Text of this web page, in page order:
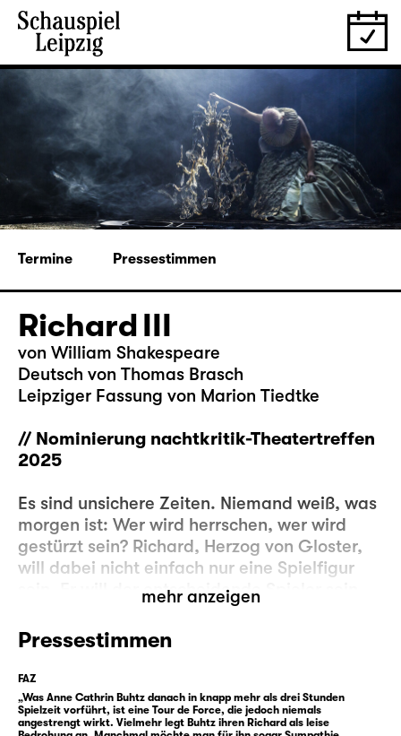
Termine Pressestimmen
Richard III
von William Shakespeare
Deutsch von Thomas Brasch
Leipziger Fassung von Marion Tiedtke
// Nominierung nachtkritik-Theatertreffen
2025
Es sind unsichere Zeiten. Niemand weiß, was
morgen ist: Wer wird herrschen, wer wird
gestürzt sein? Richard, Herzog von Gloster,
will dabei nicht einfach nur eine Spielfigur
sein. Er will der entscheidende Spieler sein.
Der Krieg ist vorbei, aber mit den neuen
Zeiten kann Gloster nichts anfangen. Was
anderes als Krieg kann er nicht. Mit seinem
Wesen würde er keine Chance haben, das
mehr anzeigen
Pressestimmen
FAZ
„Was Anne Cathrin Buhtz danach in knapp mehr als drei Stunden
Spielzeit vorführt, ist eine Tour de Force, die jedoch niemals
angestrengt wirkt. Vielmehr legt Buhtz ihren Richard als leise